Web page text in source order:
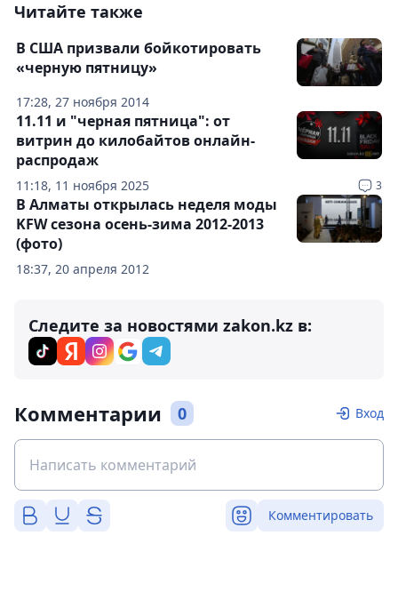
Читайте также
17:28, 27 ноября 2014
В США призвали бойкотировать
«черную пятницу»
11:18, 11 ноября 2025 3
11.11 и "черная пятница": от
витрин до килобайтов онлайн-
распродаж
18:37, 20 апреля 2012
В Алматы открылась неделя моды
KFW сезона осень-зима 2012-2013
(фото)
Следите за новостями zakon.kz в:
Комментарии 0 Вход
Комментировать